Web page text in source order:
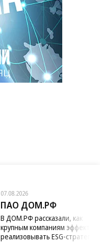
07.08.2026
ПАО ДОМ.РФ
В ДОМ.РФ рассказали, как
крупным компаниям
реализовывать ESG-стратегию